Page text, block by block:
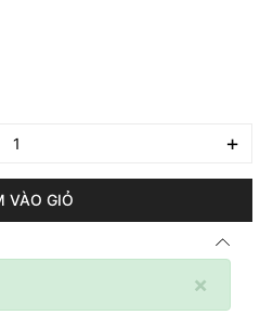
+
VÀO GIỎ
×